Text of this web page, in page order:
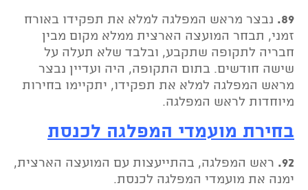
89. נבצר מראש המפלגה למלא את תפקידו באורח
זמני, תבחר המועצה הארצית ממלא מקום מבין
חבריה לתקופה שתקבע, ובלבד שלא תעלה על
שישה חודשים. בתום התקופה, היה ועדיין נבצר
מראש המפלגה למלא את תפקידו, יתקיימו בחירות
מיוחדות לראש המפלגה.
בחירת מועמדי המפלגה לכנסת
92. ראש המפלגה, בהתייעצות עם המועצה הארצית,
ימנה את מועמדי המפלגה לכנסת.